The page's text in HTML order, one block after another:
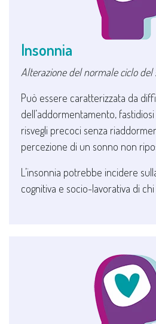
Insonnia
Alterazione del normale ciclo del
Può essere caratterizzata da
dell’addormentamento,
risvegli precoci senza
percezione di un sonno non
L’insonnia potrebbe incidere
cognitiva e socio-lavorativa di